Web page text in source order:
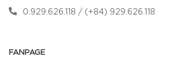
0.929.626.118 / (+84) 929.626.118
FANPAGE